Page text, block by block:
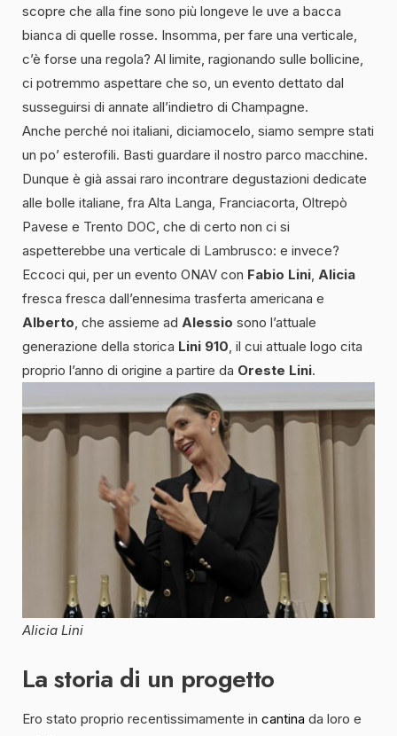
scopre che alla fine sono più longeve le uve a bacca
bianca di quelle rosse. Insomma, per fare una verticale,
c’è forse una regola? Al limite, ragionando sulle bollicine,
ci potremmo aspettare che so, un evento dettato dal
susseguirsi di annate all’indietro di Champagne.
Anche perché noi italiani, diciamocelo, siamo sempre stati
un po’ esterofili. Basti guardare il nostro parco macchine.
Dunque è già assai raro incontrare degustazioni dedicate
alle bolle italiane, fra Alta Langa, Franciacorta, Oltrepò
Pavese e Trento DOC, che di certo non ci si
aspetterebbe una verticale di Lambrusco: e invece?
Eccoci qui, per un evento ONAV con Fabio Lini, Alicia
fresca fresca dall’ennesima trasferta americana e
Alberto, che assieme ad Alessio sono l’attuale
generazione della storica Lini 910, il cui attuale logo cita
proprio l’anno di origine a partire da Oreste Lini.
Alicia Lini
La storia di un progetto
Ero stato proprio recentissimamente in cantina da loro e